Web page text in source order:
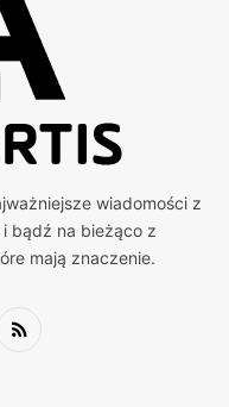
wiadomości z
i bądź na bieżąco z
mają znaczenie.
RSS